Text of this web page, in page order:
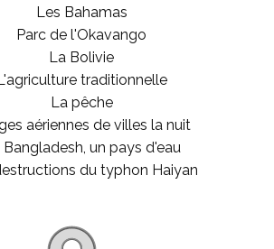
Les Bahamas
Parc de l'Okavango
La Bolivie
L'agriculture traditionnelle
La pêche
aériennes de villes la nuit
Bangladesh, un pays d'eau
du typhon Haiyan